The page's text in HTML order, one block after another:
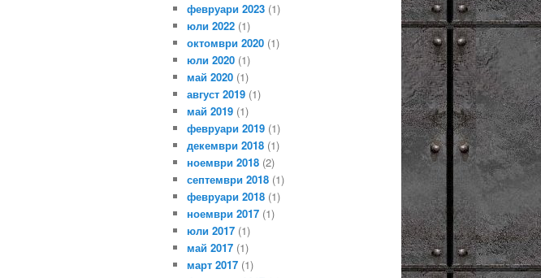
февруари 2023 (1)
юли 2022 (1)
октомври 2020 (1)
юли 2020 (1)
май 2020 (1)
август 2019 (1)
май 2019 (1)
февруари 2019 (1)
декември 2018 (1)
ноември 2018 (2)
септември 2018 (1)
февруари 2018 (1)
ноември 2017 (1)
юли 2017 (1)
май 2017 (1)
март 2017 (1)